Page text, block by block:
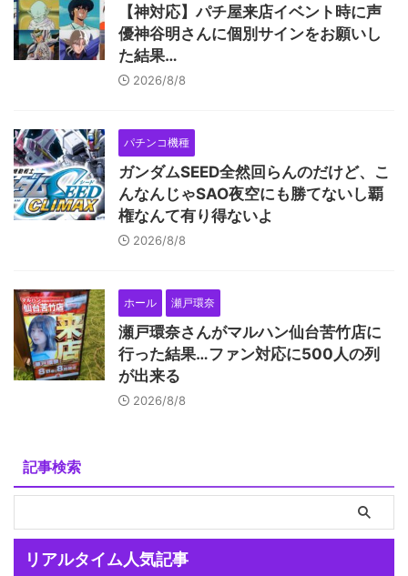
【神対応】パチ屋来店イベント時に声
優神谷明さんに個別サインをお願いし
た結果…
2026/8/8
パチンコ機種
ガンダムSEED全然回らんのだけど、こ
んなんじゃSAO夜空にも勝てないし覇
権なんて有り得ないよ
2026/8/8
ホール 瀬戸環奈
瀬戸環奈さんがマルハン仙台苦竹店に
行った結果…ファン対応に500人の列
が出来る
2026/8/8
記事検索
リアルタイム人気記事